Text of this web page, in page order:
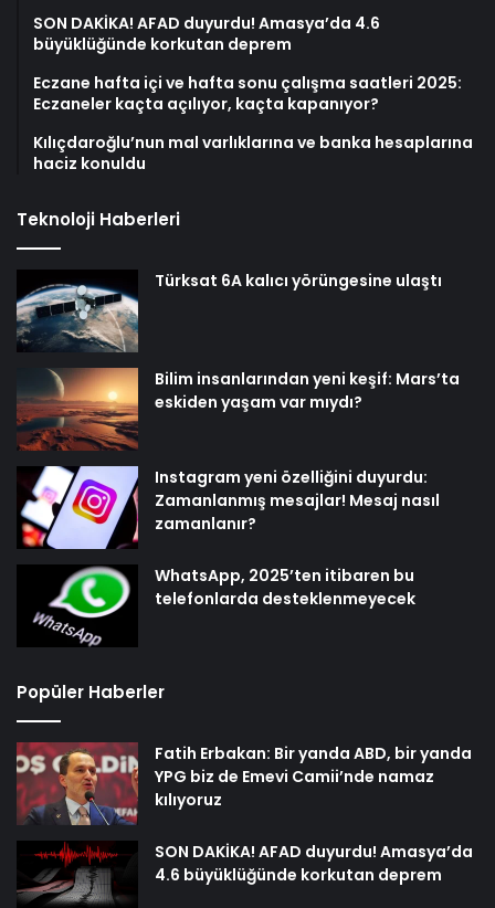
SON DAKİKA! AFAD duyurdu! Amasya’da 4.6
büyüklüğünde korkutan deprem
Eczane hafta içi ve hafta sonu çalışma saatleri 2025:
Eczaneler kaçta açılıyor, kaçta kapanıyor?
Kılıçdaroğlu’nun mal varlıklarına ve banka hesaplarına
haciz konuldu
Teknoloji Haberleri
Türksat 6A kalıcı yörüngesine ulaştı
Bilim insanlarından yeni keşif: Mars’ta
eskiden yaşam var mıydı?
Instagram yeni özelliğini duyurdu:
Zamanlanmış mesajlar! Mesaj nasıl
zamanlanır?
WhatsApp, 2025’ten itibaren bu
telefonlarda desteklenmeyecek
Popüler Haberler
Fatih Erbakan: Bir yanda ABD, bir yanda
YPG biz de Emevi Camii’nde namaz
kılıyoruz
SON DAKİKA! AFAD duyurdu! Amasya’da
4.6 büyüklüğünde korkutan deprem